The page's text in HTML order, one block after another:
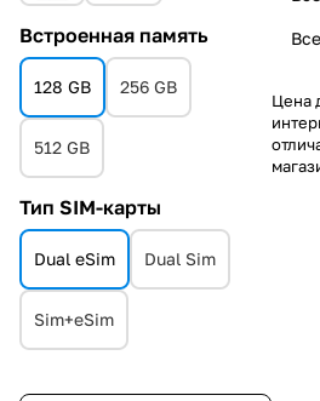
Встроенная память
128 GB 256 GB
512 GB
Тип SIM-карты
Dual eSim Dual Sim
Sim+eSim
Цена